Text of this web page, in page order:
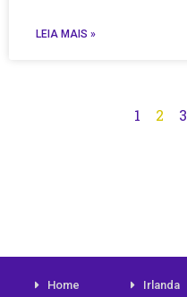
LEIA MAIS »
1 2 3
Home
Irlanda